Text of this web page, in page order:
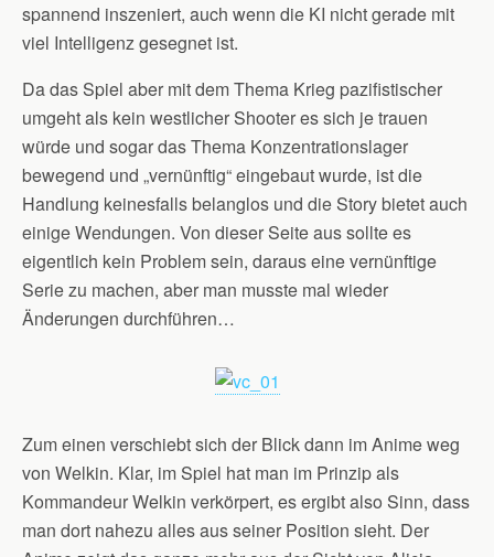
spannend inszeniert, auch wenn die KI nicht gerade mit
viel Intelligenz gesegnet ist.
Da das Spiel aber mit dem Thema Krieg pazifistischer
umgeht als kein westlicher Shooter es sich je trauen
würde und sogar das Thema Konzentrationslager
bewegend und „vernünftig“ eingebaut wurde, ist die
Handlung keinesfalls belanglos und die Story bietet auch
einige Wendungen. Von dieser Seite aus sollte es
eigentlich kein Problem sein, daraus eine vernünftige
Serie zu machen, aber man musste mal wieder
Änderungen durchführen…
Zum einen verschiebt sich der Blick dann im Anime weg
von Welkin. Klar, im Spiel hat man im Prinzip als
Kommandeur Welkin verkörpert, es ergibt also Sinn, dass
man dort nahezu alles aus seiner Position sieht. Der